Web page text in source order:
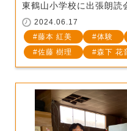
東鶴山小学校に出張朗
2024.06.17
藤本 紅美
体験
佐藤 樹理
森下 花